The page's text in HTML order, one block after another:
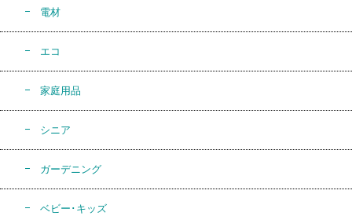
電材
エコ
家庭用品
シニア
ガーデニング
ベビー･キッズ